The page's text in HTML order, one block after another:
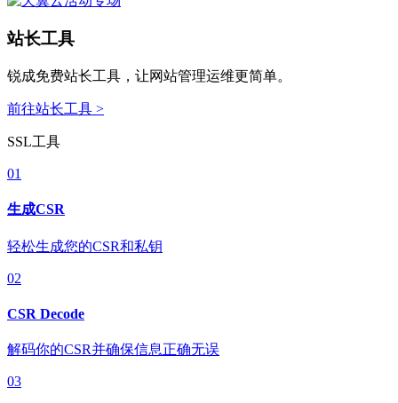
站长工具
锐成免费站长工具，让网站管理运维更简单。
前往站长工具 >
SSL工具
01
生成CSR
轻松生成您的CSR和私钥
02
CSR Decode
解码你的CSR并确保信息正确无误
03